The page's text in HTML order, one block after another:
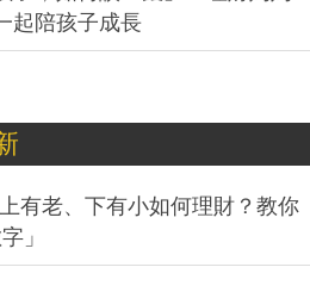
起陪孩子成長
有老、下有小如何理財？教你
」